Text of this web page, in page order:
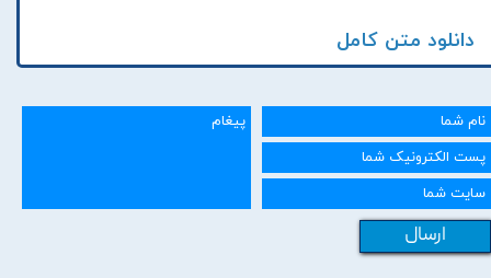
دانلود متن کامل
ارسال